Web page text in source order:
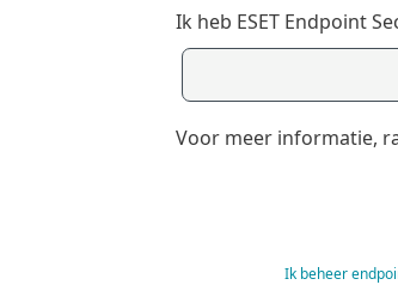
Ik heb ESET Endpoint
Voor meer informatie,
Ik beheer